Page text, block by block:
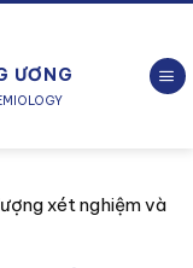
ƯƠNG
xét nghiệm và